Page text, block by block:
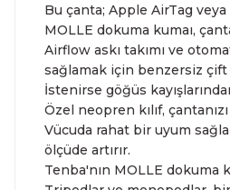
Bu çanta; Apple AirTag
MOLLE dokuma kumaı,
Airflow askı takımı ve
sağlamak için benzersiz çift
İstenirse göğüs
Özel neopren kılıf,
Vücuda rahat bir uyum
ölçüde artırır.
Tenba'nın MOLLE dokuma